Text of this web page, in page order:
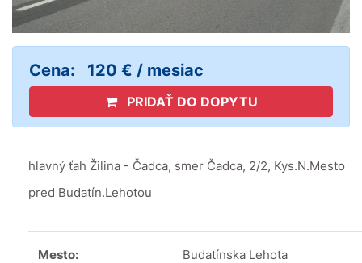
Cena: 120 € / mesiac
PRIDAŤ DO DOPYTU
hlavný ťah Žilina - Čadca, smer Čadca, 2/2, Kys.N.Mesto
pred Budatín.Lehotou
Mesto: Budatínska Lehota